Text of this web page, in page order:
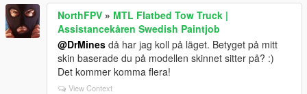
NorthFPV » MTL Flatbed Tow Truck |
Assistancekåren Swedish Paintjob
@DrMines då har jag koll på läget. Betyget på mitt
skin baserade du på modellen skinnet sitter på? :)
Det kommer komma flera!
View Context